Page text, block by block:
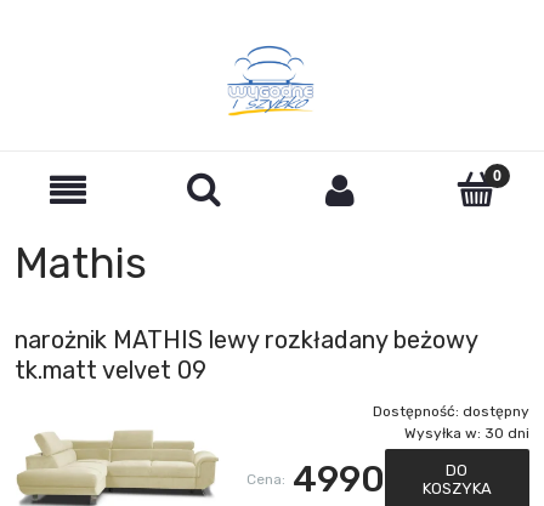
Mathis
narożnik MATHIS lewy rozkładany beżowy
tk.matt velvet 09
Dostępność: dostępny
Wysyłka w: 30 dni
Cena: 4990
DO
KOSZYKA